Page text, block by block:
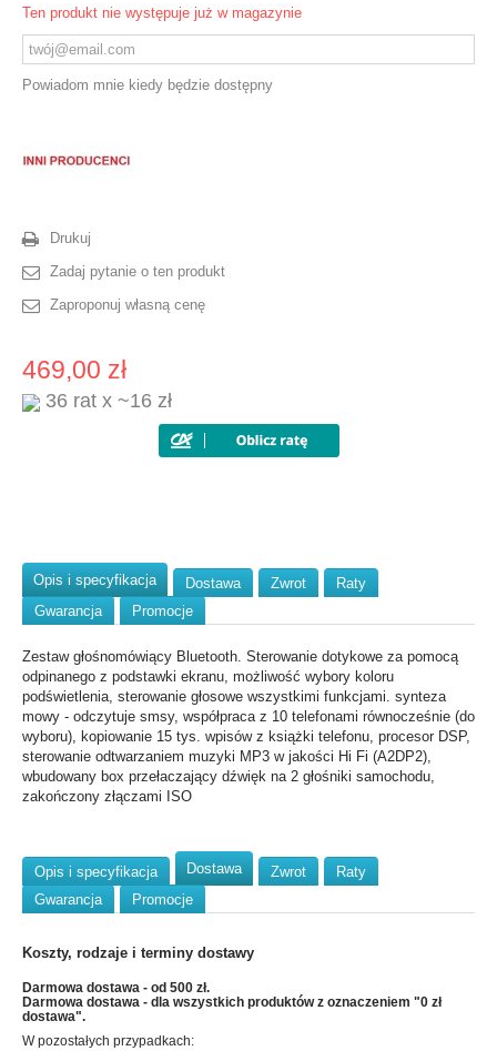
Ten produkt nie występuje już w magazynie
Powiadom mnie kiedy będzie dostępny
Drukuj
Zadaj pytanie o ten produkt
Zaproponuj własną cenę
469,00 zł
36 rat x ~16 zł
Opis i specyfikacja Dostawa Zwrot
Raty
Gwarancja
Promocje
Zestaw głośnomówiący Bluetooth. Sterowanie dotykowe za pomocą
odpinanego z podstawki ekranu, możliwość wybory koloru
podświetlenia, sterowanie głosowe wszystkimi funkcjami. synteza
mowy - odczytuje smsy, współpraca z 10 telefonami równocześnie (do
wyboru), kopiowanie 15 tys. wpisów z książki telefonu, procesor DSP,
sterowanie odtwarzaniem muzyki MP3 w jakości Hi Fi (A2DP2),
wbudowany box przełaczający dźwięk na 2 głośniki samochodu,
zakończony złączami ISO
Opis i specyfikacja Dostawa Zwrot
Raty
Gwarancja
Promocje
Koszty, rodzaje i terminy dostawy
Darmowa dostawa - od 500 zł.
Darmowa dostawa - dla wszystkich produktów z oznaczeniem "0 zł
dostawa".
W pozostałych przypadkach: